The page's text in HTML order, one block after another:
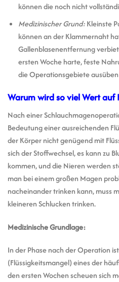
können die noch nicht
Medizinischer Grund:Kleinste
können an der Klammernaht
Gallenblasenentfernung
ersten Woche harte, feste
die Operationsgebiete
Warum wird so viel Wert auf
Nach einer
Bedeutung einer ausreichenden
der Körper nicht genügend mit
sich der Stoffwechsel, es kann zu
kommen, und die Nieren werden
man bei einem großen Magen
nacheinander trinken kann, muss
kleineren Schlucken trinken.
Medizinische Grundlage:
In der Phase nach der Operation
(Flüssigkeitsmangel) eines der
den ersten Wochen scheuen sich